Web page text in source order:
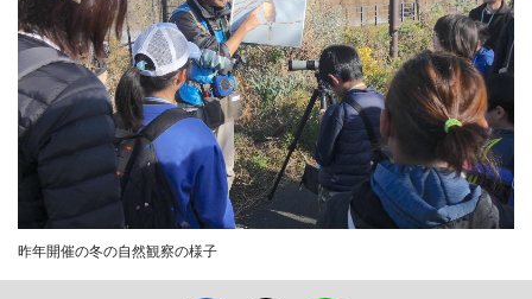
昨年開催の冬の自然観察の様子